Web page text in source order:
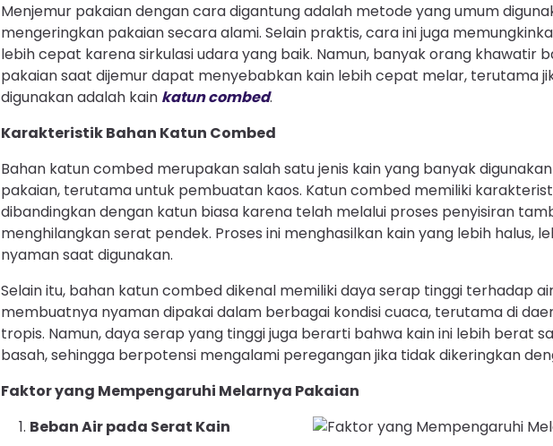
Menjemur pakaian dengan cara digantung adalah metode yang umum
mengeringkan pakaian secara alami. Selain praktis, cara ini juga
lebih cepat karena sirkulasi udara yang baik. Namun, banyak orang khawatir
pakaian saat dijemur dapat menyebabkan kain lebih cepat melar, terutama
digunakan adalah kain katun combed.
Karakteristik Bahan Katun Combed
Bahan katun combed merupakan salah satu jenis kain yang banyak
pakaian, terutama untuk pembuatan kaos. Katun combed memiliki
dibandingkan dengan katun biasa karena telah melalui proses penyisiran
menghilangkan serat pendek. Proses ini menghasilkan kain yang lebih halus,
nyaman saat digunakan.
Selain itu, bahan katun combed dikenal memiliki daya serap tinggi terhadap
membuatnya nyaman dipakai dalam berbagai kondisi cuaca, terutama di
tropis. Namun, daya serap yang tinggi juga berarti bahwa kain ini lebih berat
basah, sehingga berpotensi mengalami peregangan jika tidak dikeringkan
Faktor yang Mempengaruhi Melarnya Pakaian
Beban Air pada Serat Kain